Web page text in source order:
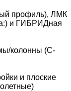
профиль), ЛМК
и ГИБРИДная
колонны (C-
и плоские